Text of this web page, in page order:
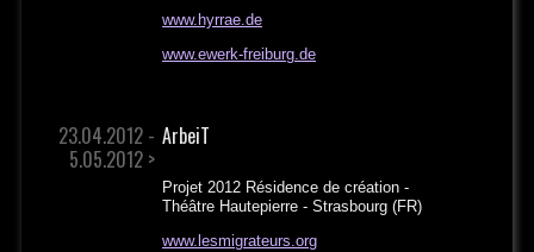
www.hyrrae.de
www.ewerk-freiburg.de
23.04.2012 -
5.05.2012 >
ArbeiT
Projet 2012 Résidence de création -
Théâtre Hautepierre - Strasbourg (FR)
www.lesmigrateurs.org